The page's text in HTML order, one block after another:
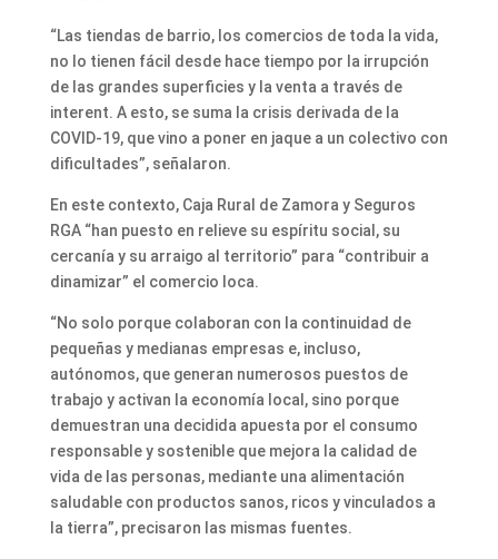
“Las tiendas de barrio, los comercios de toda la vida,
no lo tienen fácil desde hace tiempo por la irrupción
de las grandes superficies y la venta a través de
interent. A esto, se suma la crisis derivada de la
COVID-19, que vino a poner en jaque a un colectivo con
dificultades”, señalaron.
En este contexto, Caja Rural de Zamora y Seguros
RGA “han puesto en relieve su espíritu social, su
cercanía y su arraigo al territorio” para “contribuir a
dinamizar” el comercio loca.
“No solo porque colaboran con la continuidad de
pequeñas y medianas empresas e, incluso,
autónomos, que generan numerosos puestos de
trabajo y activan la economía local, sino porque
demuestran una decidida apuesta por el consumo
responsable y sostenible que mejora la calidad de
vida de las personas, mediante una alimentación
saludable con productos sanos, ricos y vinculados a
la tierra”, precisaron las mismas fuentes.